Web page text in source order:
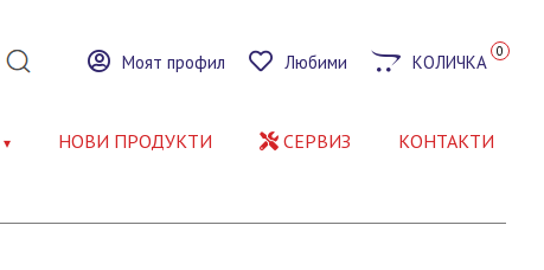
Моят профил Любими КОЛИЧКА 0
НОВИ ПРОДУКТИ СЕРВИЗ КОНТАКТИ